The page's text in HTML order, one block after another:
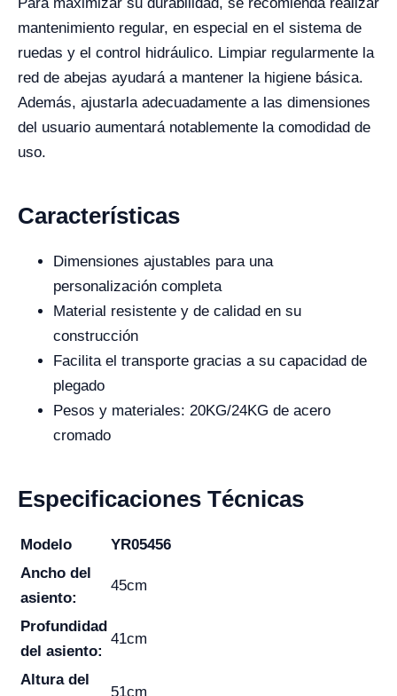
mantenimiento regular, en especial en el sistema de
ruedas y el control hidráulico. Limpiar regularmente la
red de abejas ayudará a mantener la higiene básica.
Además, ajustarla adecuadamente a las dimensiones
del usuario aumentará notablemente la comodidad de
uso.
Características
Dimensiones ajustables para una
personalización completa
Material resistente y de calidad en su
construcción
Facilita el transporte gracias a su capacidad de
plegado
Pesos y materiales: 20KG/24KG de acero
cromado
Especificaciones Técnicas
Modelo
YR05456
Ancho del
asiento:
45cm
Profundidad
del asiento:
41cm
Altura del
51cm